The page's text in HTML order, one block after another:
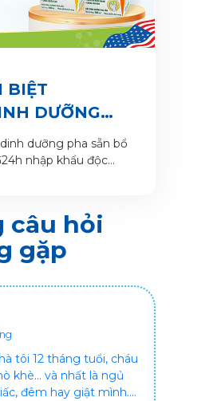
BIỆT
DƯỠNG
BÉ
dưỡng pha sẵn bổ
nhập khẩu độc
biệt giúp mẹ linh hoạt
cho trẻ.
câu hỏi
gặp
tôi 12 tháng tuổi, cháu
khè... và nhất là ngủ
đêm hay giật mình.